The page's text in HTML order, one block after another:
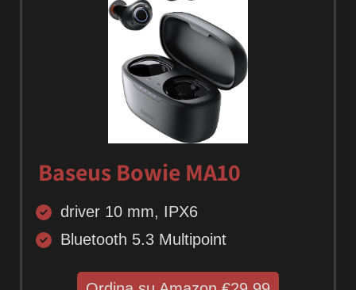
Baseus Bowie MA10
driver 10 mm, IPX6
Bluetooth 5.3 Multipoint